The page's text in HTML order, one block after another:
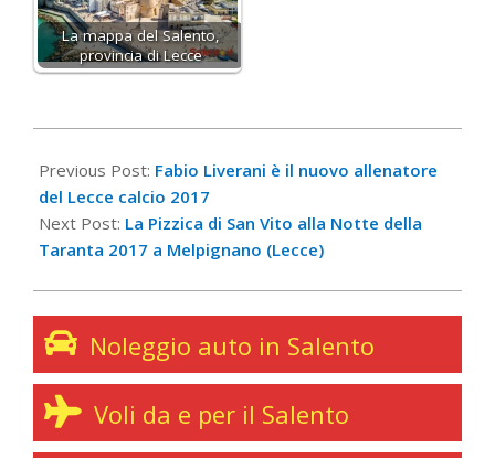
La mappa del Salento,
provincia di Lecce
09-
22
Previous Post: Fabio Liverani è il nuovo allenatore
del Lecce calcio 2017
Next Post: La Pizzica di San Vito alla Notte della
Taranta 2017 a Melpignano (Lecce)
Noleggio auto in Salento
Voli da e per il Salento